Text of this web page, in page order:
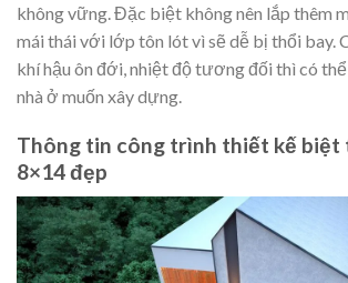
không vững. Đặc biệt không nên lắp thêm
mái thái với lớp tôn lót vì sẽ dễ bị thổi bay.
khí hậu ôn đới, nhiệt độ tương đối thì có
nhà ở muốn xây dựng.
Thông tin công trình thiết kế biệt
8×14đẹp